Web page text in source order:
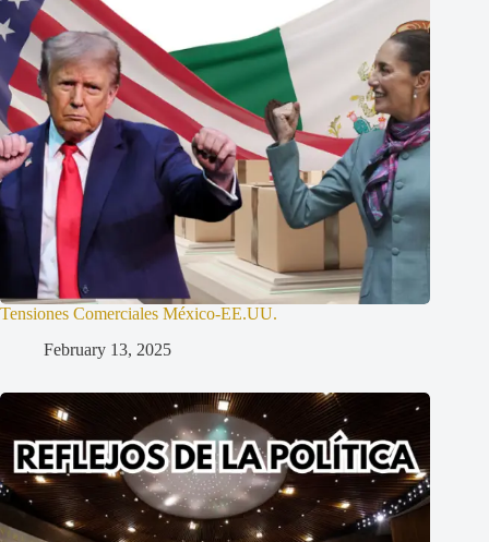
Tensiones Comerciales México-EE.UU.
February 13, 2025